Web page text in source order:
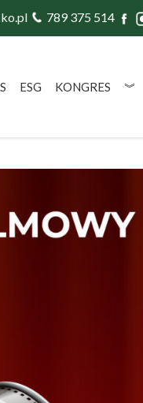
789 375 514
ESG KONGRES ︾